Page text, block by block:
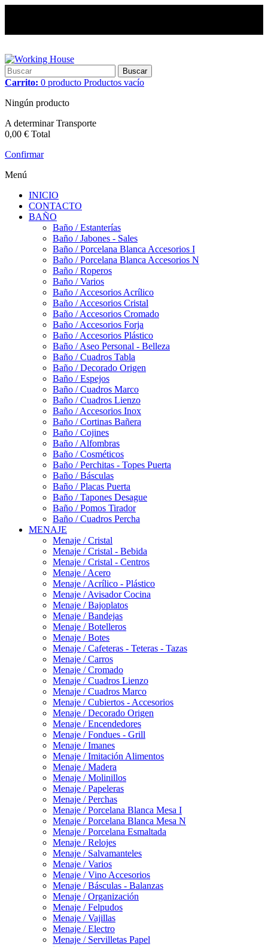
Buscar
Carrito: 0 producto Productos vacío
Ningún producto
A determinarTransporte
0,00 € Total
Confirmar
Menú
INICIO
CONTACTO
BAÑO
Baño / Estanterías
Baño / Jabones - Sales
Baño / Porcelana Blanca Accesorios I
Baño / Porcelana Blanca Accesorios N
Baño / Roperos
Baño / Varios
Baño / Accesorios Acrílico
Baño / Accesorios Cristal
Baño / Accesorios Cromado
Baño / Accesorios Forja
Baño / Accesorios Plástico
Baño / Aseo Personal - Belleza
Baño / Cuadros Tabla
Baño / Decorado Origen
Baño / Espejos
Baño / Cuadros Marco
Baño / Cuadros Lienzo
Baño / Accesorios Inox
Baño / Cortinas Bañera
Baño / Cojines
Baño / Alfombras
Baño / Cosméticos
Baño / Perchitas - Topes Puerta
Baño / Básculas
Baño / Placas Puerta
Baño / Tapones Desague
Baño / Pomos Tirador
Baño / Cuadros Percha
MENAJE
Menaje / Cristal
Menaje / Cristal - Bebida
Menaje / Cristal - Centros
Menaje / Acero
Menaje / Acrílico - Plástico
Menaje / Avisador Cocina
Menaje / Bajoplatos
Menaje / Bandejas
Menaje / Botelleros
Menaje / Botes
Menaje / Cafeteras - Teteras - Tazas
Menaje / Carros
Menaje / Cromado
Menaje / Cuadros Lienzo
Menaje / Cuadros Marco
Menaje / Cubiertos - Accesorios
Menaje / Decorado Origen
Menaje / Encendedores
Menaje / Fondues - Grill
Menaje / Imanes
Menaje / Imitación Alimentos
Menaje / Madera
Menaje / Molinillos
Menaje / Papeleras
Menaje / Perchas
Menaje / Porcelana Blanca Mesa I
Menaje / Porcelana Blanca Mesa N
Menaje / Porcelana Esmaltada
Menaje / Relojes
Menaje / Salvamanteles
Menaje / Varios
Menaje / Vino Accesorios
Menaje / Básculas - Balanzas
Menaje / Organización
Menaje / Felpudos
Menaje / Vajillas
Menaje / Electro
Menaje / Servilletas Papel